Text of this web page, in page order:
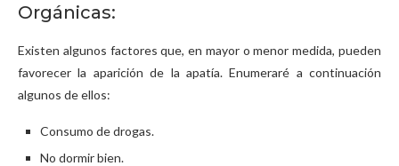
Orgánicas:
Existen algunos factores que, en mayor o menor medida, pueden
favorecer la aparición de la apatía. Enumeraré a continuación
algunos de ellos:
Consumo de drogas.
No dormir bien.